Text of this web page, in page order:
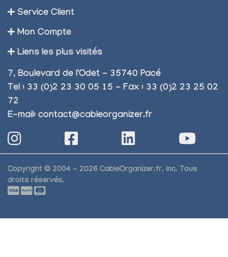
Service Client
Mon Compte
Liens les plus visités
7, Boulevard de l'Odet - 35740 Pacé
Tel : 33 (0)2 23 30 05 15 - Fax : 33 (0)2 23 25 02
72
E-mail: contact@cableorganizer.fr
Copyright © 2004 - 2026 CableOrganizer.fr, Inc. Tous
droits réservés.